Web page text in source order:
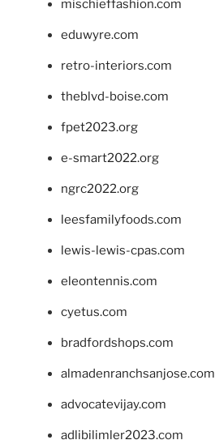
mischieffashion.com
eduwyre.com
retro-interiors.com
theblvd-boise.com
fpet2023.org
e-smart2022.org
ngrc2022.org
leesfamilyfoods.com
lewis-lewis-cpas.com
eleontennis.com
cyetus.com
bradfordshops.com
almadenranchsanjose.com
advocatevijay.com
adlibilimler2023.com